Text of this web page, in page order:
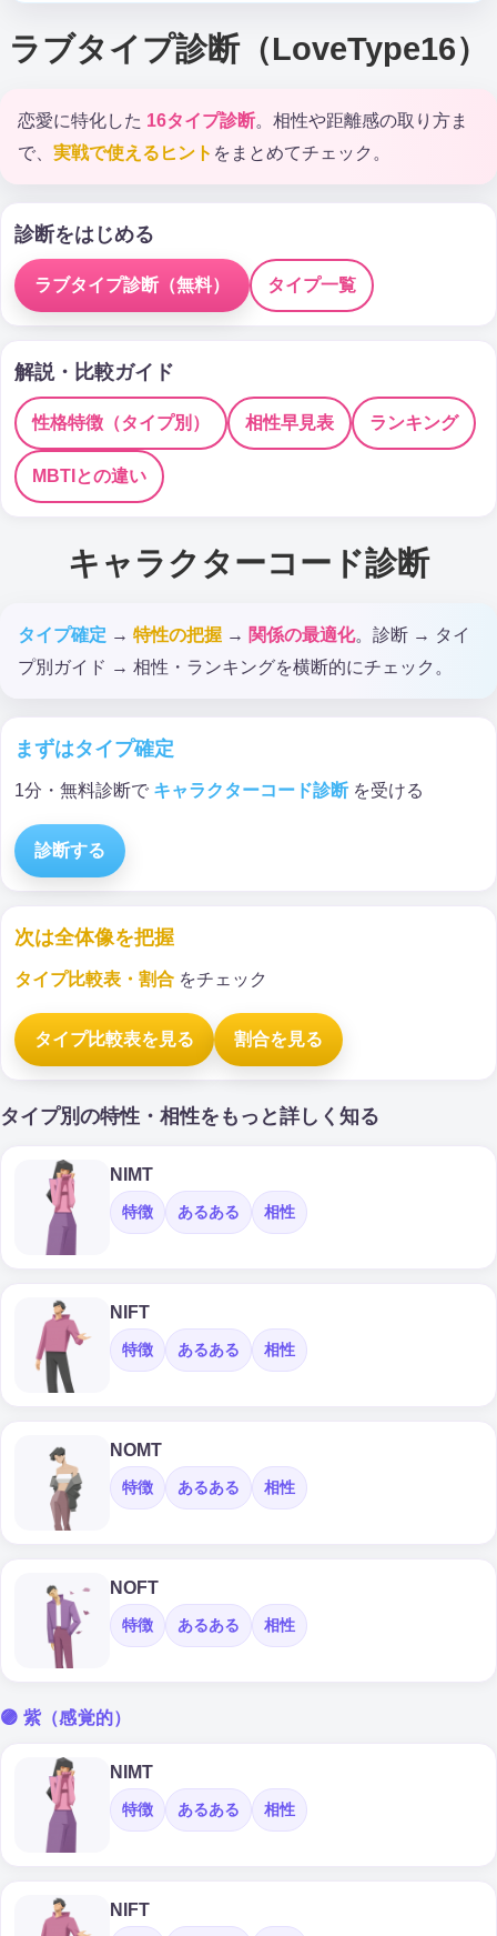
ラブタイプ診断（LoveType16）
恋愛に特化した 16タイプ診断。相性や距離感の取り方ま
で、 実戦で使えるヒント をまとめてチェック。
診断をはじめる
ラブタイプ診断（無料） タイプ一覧
解説・比較ガイド
性格特徴（タイプ別） 相性早見表 ランキング
MBTIとの違い
キャラクターコード診断
タイプ確定 → 特性の把握 → 関係の最適化。診断 → タイ
プ別ガイド → 相性・ランキングを横断的にチェック。
まずはタイプ確定
1分・無料診断で キャラクターコード診断 を受ける
診断する
次は全体像を把握
タイプ比較表・割合 をチェック
タイプ比較表を見る 割合を見る
タイプ別の特性・相性をもっと詳しく知る
NIMT
特徴 あるある 相性
NIFT
特徴 あるある 相性
NOMT
特徴 あるある 相性
NOFT
特徴 あるある 相性
🟣 紫（感覚的）
NIMT
特徴 あるある 相性
NIFT